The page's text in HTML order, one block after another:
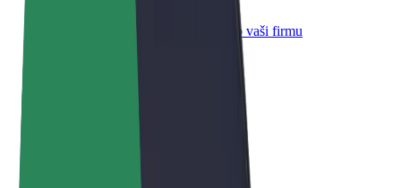
Produkty a služby Boltu přesně pro vaši firmu